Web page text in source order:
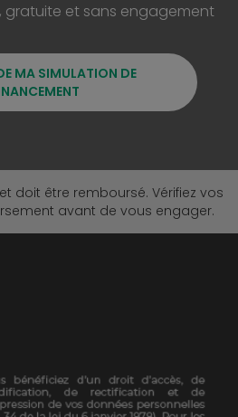
gratuite et sans engagement
MA SIMULATION DE
doit être remboursé. Vérifiez vos
avant de vous engager.